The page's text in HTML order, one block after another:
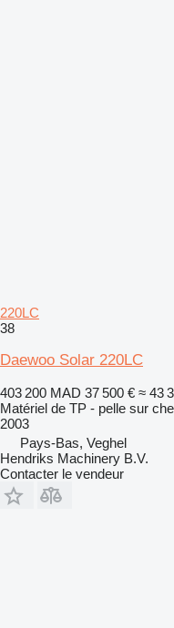
220LC
38
Daewoo Solar 220LC
403 200 MAD 37 500 € ≈ 43
Matériel de TP - pelle sur
2003
Pays-Bas, Veghel
Hendriks Machinery B.V.
Contacter le vendeur